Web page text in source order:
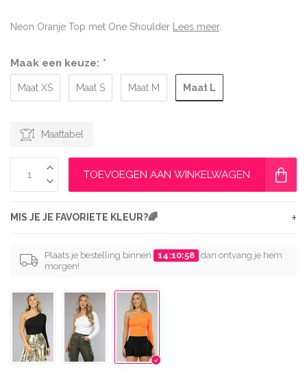
Neon Oranje Top met One Shoulder Lees meer.
Maak een keuze: *
Maat XS Maat S Maat M Maat L
Maattabel
TOEVOEGEN AAN WINKELWAGEN
MIS JE JE FAVORIETE KLEUR?🌈 +
Plaats je bestelling binnen 14:10:57
dan ontvang je hem
morgen!